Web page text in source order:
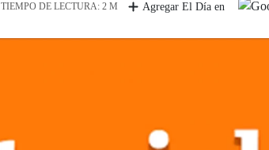
TIEMPO DE LECTURA: 2 M Agregar El Día en